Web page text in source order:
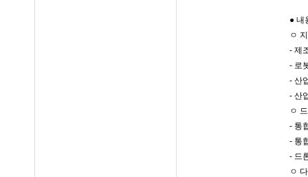
● 내
ㅇ
- 제
- 로
- 산
- 산
ㅇ
- 통
- 통
- 드
ㅇ